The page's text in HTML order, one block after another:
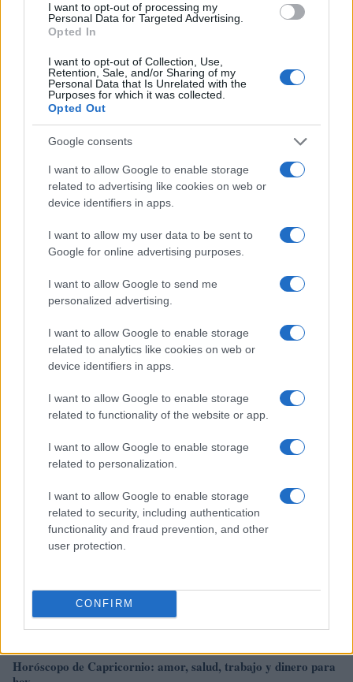
I want to opt-out of processing my
Personal Data for Targeted Advertising.
Opted In
I want to opt-out of Collection, Use,
Retention, Sale, and/or Sharing of my
Personal Data that Is Unrelated with the
Purposes for which it was collected.
Opted Out
Google consents
I want to allow Google to enable storage
related to advertising like cookies on web or
device identifiers in apps.
I want to allow my user data to be sent to
Google for online advertising purposes.
I want to allow Google to send me
personalized advertising.
I want to allow Google to enable storage
related to analytics like cookies on web or
device identifiers in apps.
I want to allow Google to enable storage
related to functionality of the website or app.
I want to allow Google to enable storage
related to personalization.
I want to allow Google to enable storage
related to security, including authentication
functionality and fraud prevention, and other
user protection.
CONFIRM
Sigue leyendo
Robo masivo de criptomonedas: cómo hackers explotaron una
falla en ColdCard
Diego Martín · 4 Ago 2026
CRIPTOMONEDAS
Horóscopo de Capricornio: amor, salud, trabajo y dinero para